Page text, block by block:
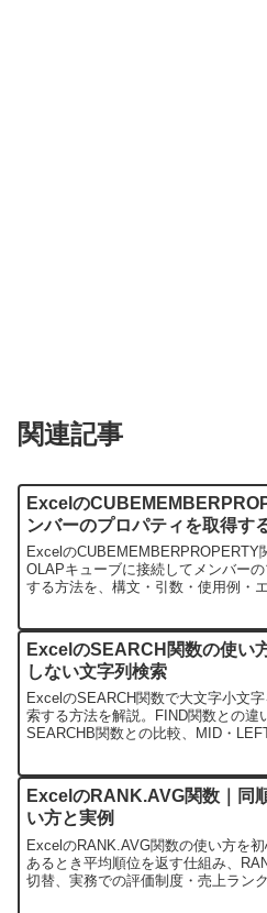
関連記事
Excelの
ンバーのプロパティを取得す
ExcelのCUBEMEMBERPROPERTY
OLAPキューブに接続してメンバー
する方法を、構文・引数・使用例・
ExcelのSEARCH関数の使い
しない文字列検索
ExcelのSEARCH関数で大文字小文
索する方法を解説。FIND関数との違
SEARCHB関数との比較、MID・
ExcelのRANK.AVG関数｜同
い方と実例
ExcelのRANK.AVG関数の使い方を
あるとき平均順位を返す仕組み、
切替、実務での評価制度・売上ラン